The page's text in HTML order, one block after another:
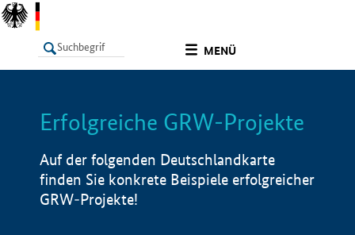
MENÜ
LISTE Info
Erfolgreiche GRW-Projekte
Auf der folgenden Deutschlandkarte
finden Sie konkrete Beispiele erfolgreicher
GRW-Projekte!